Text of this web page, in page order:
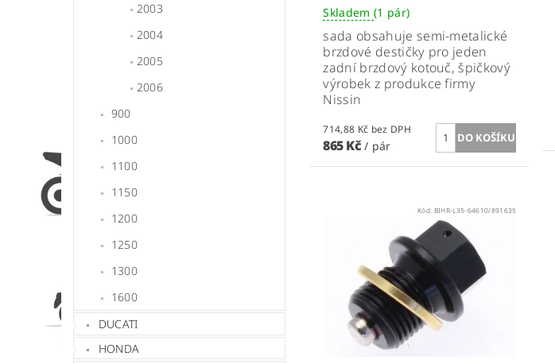
2003
2004
2005
2006
900
1000
1100
1150
1200
1250
1300
1600
DUCATI
HONDA
Skladem (1 pár)
sada obsahuje semi-metalické
brzdové destičky pro jeden
zadní brzdový kotouč, špičkový
výrobek z produkce firmy
Nissin
714,88 Kč bez DPH
865 Kč/ pár
Kód: BIHR-L35-64610/891635